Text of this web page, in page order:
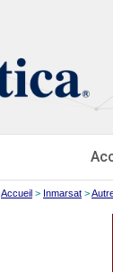
Accueil > Inmarsat >